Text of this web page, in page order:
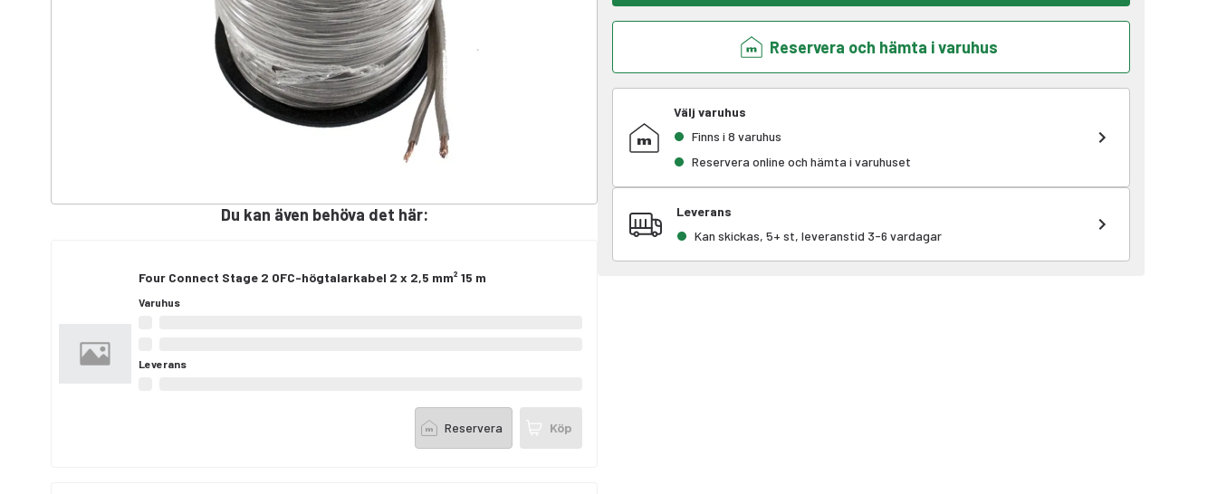
Du kan även behöva det här:
Four Connect Stage 2 OFC-högtalarkabel 2 x 2,5 mm² 15 m
Varuhus
Leverans
Reservera Köp
Reservera och hämta i varuhus
Välj varuhus
Finns i 8 varuhus
Reservera online och hämta i varuhuset
Leverans
Kan skickas, 5+ st, leveranstid 3-6 vardagar